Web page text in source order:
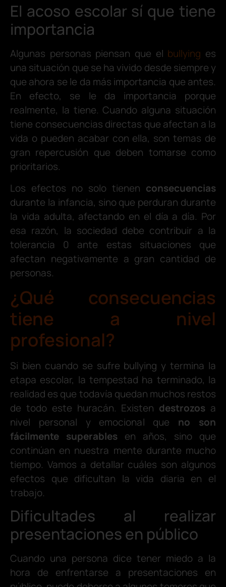
El acoso escolar sí que tiene
importancia
Algunas personas piensan que el bullying es
una situación que se ha vivido desde siempre y
que ahora se le da más importancia que antes.
En efecto, se le da importancia porque
realmente, la tiene. Cuando alguna situación
tiene consecuencias directas que afectan a la
vida o pueden acabar con ella, son temas de
gran repercusión que deben tomarse como
prioritarios.
Los efectos no solo tienen consecuencias
durante la infancia, sino que perduran durante
la vida adulta, afectando en el día a día. Por
esa razón, la sociedad debe contribuir a la
tolerancia 0 ante estas situaciones que
afectan negativamente a gran cantidad de
personas.
¿Qué consecuencias
tiene a nivel
profesional?
Si bien cuando se sufre bullying y termina la
etapa escolar, la tempestad ha terminado, la
realidad es que todavía quedan muchos restos
de todo este huracán. Existen destrozos a
nivel personal y emocional que no son
fácilmente superables en años, sino que
continúan en nuestra mente durante mucho
tiempo. Vamos a detallar cuáles son algunos
efectos que dificultan la vida diaria en el
trabajo.
Dificultades al realizar
presentaciones en público
Cuando una persona dice tener miedo a la
hora de enfrentarse a presentaciones en